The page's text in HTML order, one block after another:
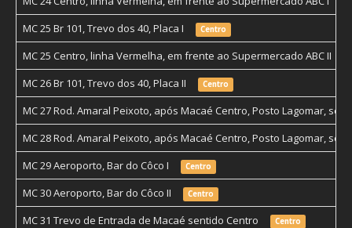
MC 25 Br 101, Trevo dos 40, Placa I Centro
MC 25 Centro, linha Vermelha, em frente ao Supermercado ABC II
MC 26 Br 101, Trevo dos 40, Placa II Centro
MC 27 Rod. Amaral Peixoto, após Macaé Centro, Posto Lagomar,
MC 28 Rod. Amaral Peixoto, após Macaé Centro, Posto Lagomar,
MC 29 Aeroporto, Bar do Côco I
Centro
MC 30 Aeroporto, Bar do Côco II Centro
MC 31 Trevo de Entrada de Macaé sentido Centro Centro